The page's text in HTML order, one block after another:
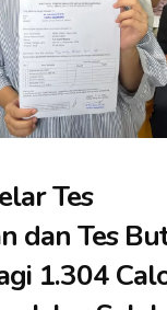
Tes
dan Tes
1.304